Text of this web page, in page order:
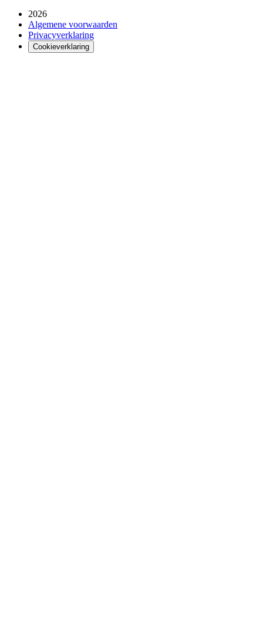
2026
Algemene voorwaarden
Privacyverklaring
Cookieverklaring